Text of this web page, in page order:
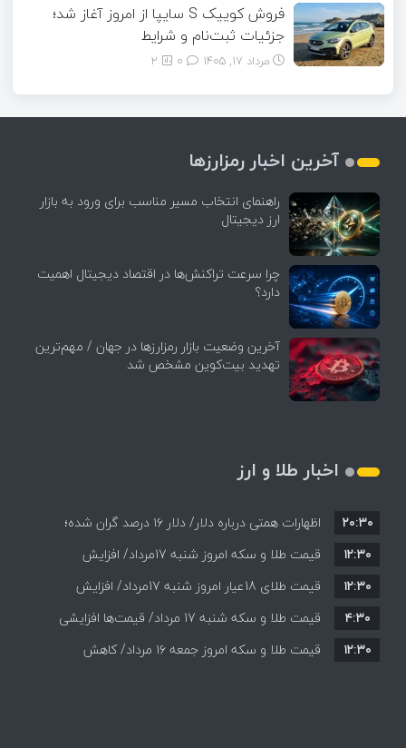
فروش کوییک S سایپا از امروز آغاز شد؛
جزئیات ثبت‌نام و شرایط
مرداد ۱۷, ۱۴۰۵ 2
آخرین اخبار رمزارزها
راهنمای انتخاب مسیر مناسب برای ورود به بازار
ارز دیجیتال
چرا سرعت تراکنش‌ها در اقتصاد دیجیتال اهمیت
دارد؟
آخرین وضعیت بازار رمزارزها در جهان / مهم‌ترین
تهدید بیت‌کوین مشخص شد
اخبار طلا و ارز
اظهارات همتی درباره دلار/ دلار ۱۶ درصد گران شده؛
این افزایش طبیعی است
۲۰:۳۰
قیمت طلا و سکه امروز شنبه 17مرداد/ افزایش
همه قیمت ها + جدول و جزئیات
۱۲:۳۰
قیمت طلای 18عیار امروز شنبه 17مرداد/ افزایش
قیمت + جدول و جزئیات
۱۲:۳۰
قیمت طلا و سکه شنبه 17 مرداد/ قیمت‌ها افزایشی
۴:۳۰
قیمت طلا و سکه امروز جمعه ۱۶ مرداد/ کاهش
۱۲:۳۰